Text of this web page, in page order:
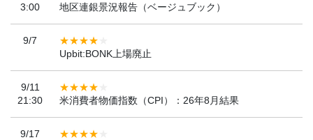
3:00
地区連銀景況報告（ベージュブック）
9/7
Upbit:BONK上場廃止
9/11
21:30
米消費者物価指数（CPI）：26年8月結果
9/17